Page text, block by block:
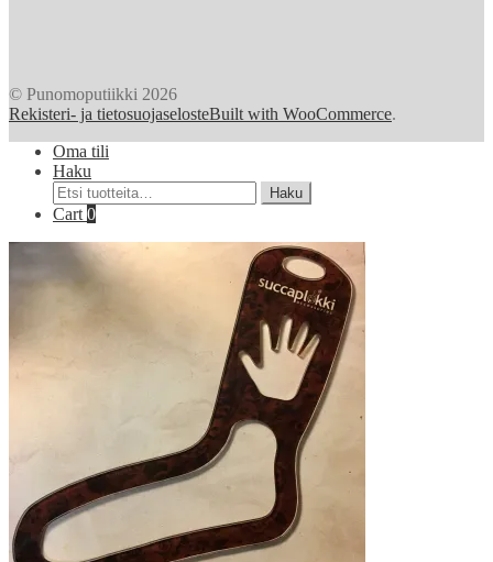
© Punomoputiikki 2026
Rekisteri- ja tietosuojaselosteBuilt with WooCommerce.
Oma tili
Haku
Etsi:
Haku
Cart 0